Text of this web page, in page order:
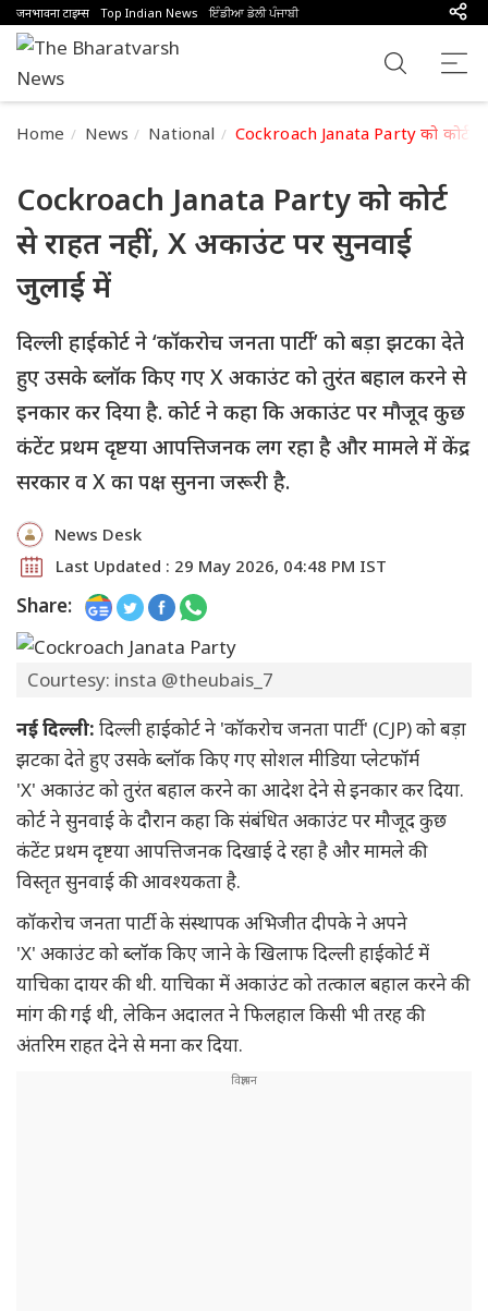
जनभावना टाइम्स Top Indian News ਇੰਡੀਆ ਡੇਲੀ ਪੰਜਾਬੀ
Home News National Cockroach Janata Party को कोर्ट
Cockroach Janata Party को कोर्ट
से राहत नहीं, X अकाउंट पर सुनवाई
जुलाई में
दिल्ली हाईकोर्ट ने ‘कॉकरोच जनता पार्टी’ को बड़ा झटका देते
हुए उसके ब्लॉक किए गए X अकाउंट को तुरंत बहाल करने से
इनकार कर दिया है. कोर्ट ने कहा कि अकाउंट पर मौजूद कुछ
कंटेंट प्रथम दृष्टया आपत्तिजनक लग रहा है और मामले में केंद्र
सरकार व X का पक्ष सुनना जरूरी है.
News Desk
Last Updated : 29 May 2026, 04:48 PM IST
Share:
Courtesy: insta @theubais_7
नई दिल्ली: दिल्ली हाईकोर्ट ने 'कॉकरोच जनता पार्टी' (CJP) को बड़ा
झटका देते हुए उसके ब्लॉक किए गए सोशल मीडिया प्लेटफॉर्म
'X' अकाउंट को तुरंत बहाल करने का आदेश देने से इनकार कर दिया.
कोर्ट ने सुनवाई के दौरान कहा कि संबंधित अकाउंट पर मौजूद कुछ
कंटेंट प्रथम दृष्टया आपत्तिजनक दिखाई दे रहा है और मामले की
विस्तृत सुनवाई की आवश्यकता है.
कॉकरोच जनता पार्टी के संस्थापक अभिजीत दीपके ने अपने
'X' अकाउंट को ब्लॉक किए जाने के खिलाफ दिल्ली हाईकोर्ट में
याचिका दायर की थी. याचिका में अकाउंट को तत्काल बहाल करने की
मांग की गई थी, लेकिन अदालत ने फिलहाल किसी भी तरह की
अंतरिम राहत देने से मना कर दिया.